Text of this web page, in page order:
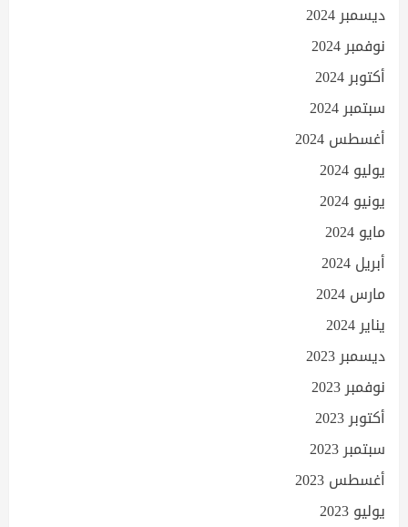
ديسمبر 2024
نوفمبر 2024
أكتوبر 2024
سبتمبر 2024
أغسطس 2024
يوليو 2024
يونيو 2024
مايو 2024
أبريل 2024
مارس 2024
يناير 2024
ديسمبر 2023
نوفمبر 2023
أكتوبر 2023
سبتمبر 2023
أغسطس 2023
يوليو 2023